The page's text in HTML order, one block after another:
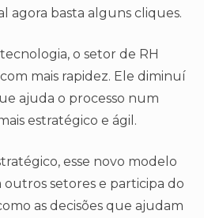
agora basta alguns cliques.
o setor de RH
mais rapidez. Ele diminuí
ajuda o processo num
estratégico e ágil.
esse novo modelo
setores e participa do
as decisões que ajudam